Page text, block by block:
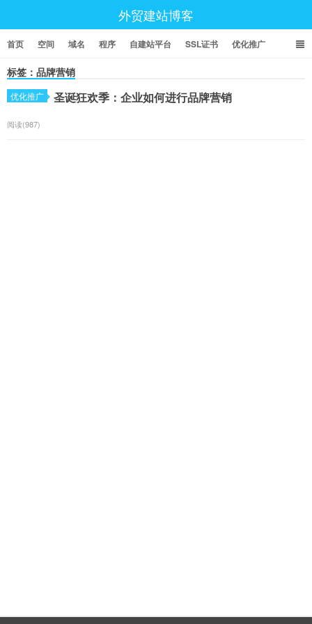
外贸建站博客
首页 空间 域名 程序 自建站平台 SSL证书 优化推广
标签：品牌营销
优化推广 圣诞狂欢季：企业如何进行品牌营销
阅读(987)